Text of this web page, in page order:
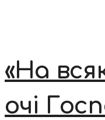
«На
очі